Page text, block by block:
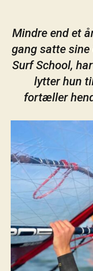
Mindre end et
gang satte sine
Surf School,
lytter hun
fortæller